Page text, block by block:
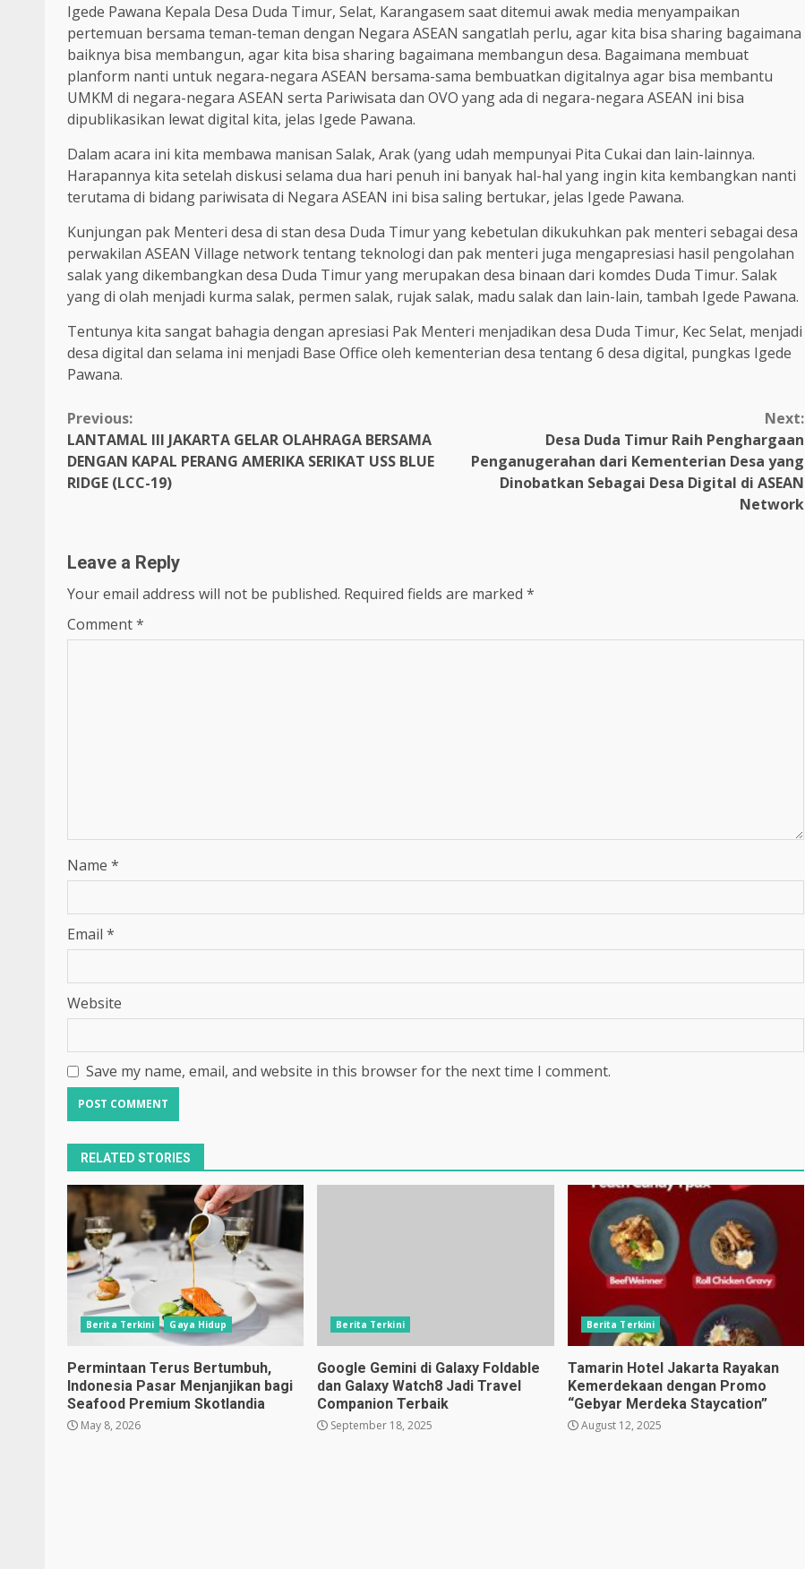
Igede Pawana Kepala Desa Duda Timur, Selat, Karangasem saat ditemui awak media menyampaikan
pertemuan bersama teman-teman dengan Negara ASEAN sangatlah perlu, agar kita bisa sharing bagaimana
baiknya bisa membangun, agar kita bisa sharing bagaimana membangun desa. Bagaimana membuat
planform nanti untuk negara-negara ASEAN bersama-sama bembuatkan digitalnya agar bisa membantu
UMKM di negara-negara ASEAN serta Pariwisata dan OVO yang ada di negara-negara ASEAN ini bisa
dipublikasikan lewat digital kita, jelas Igede Pawana.
Dalam acara ini kita membawa manisan Salak, Arak (yang udah mempunyai Pita Cukai dan lain-lainnya.
Harapannya kita setelah diskusi selama dua hari penuh ini banyak hal-hal yang ingin kita kembangkan nanti
terutama di bidang pariwisata di Negara ASEAN ini bisa saling bertukar, jelas Igede Pawana.
Kunjungan pak Menteri desa di stan desa Duda Timur yang kebetulan dikukuhkan pak menteri sebagai desa
perwakilan ASEAN Village network tentang teknologi dan pak menteri juga mengapresiasi hasil pengolahan
salak yang dikembangkan desa Duda Timur yang merupakan desa binaan dari komdes Duda Timur. Salak
yang di olah menjadi kurma salak, permen salak, rujak salak, madu salak dan lain-lain, tambah Igede Pawana.
Tentunya kita sangat bahagia dengan apresiasi Pak Menteri menjadikan desa Duda Timur, Kec Selat, menjadi
desa digital dan selama ini menjadi Base Office oleh kementerian desa tentang 6 desa digital, pungkas Igede
Pawana.
Continue
Reading
Previous:
LANTAMAL III JAKARTA GELAR OLAHRAGA BERSAMA
DENGAN KAPAL PERANG AMERIKA SERIKAT USS BLUE
RIDGE (LCC-19)
Next:
Desa Duda Timur Raih Penghargaan
Penganugerahan dari Kementerian Desa yang
Dinobatkan Sebagai Desa Digital di ASEAN
Network
Leave a Reply
Your email address will not be published. Required fields are marked *
Comment*
Name *
Email *
Website
Save my name, email, and website in this browser for the next time I comment.
RELATED STORIES
Berita Terkini Gaya Hidup
Permintaan Terus Bertumbuh,
Indonesia Pasar Menjanjikan bagi
Seafood Premium Skotlandia
May 8, 2026
Berita Terkini
Google Gemini di Galaxy Foldable
dan Galaxy Watch8 Jadi Travel
Companion Terbaik
September 18, 2025
Berita Terkini
Tamarin Hotel Jakarta Rayakan
Kemerdekaan dengan Promo
“Gebyar Merdeka Staycation”
August 12, 2025